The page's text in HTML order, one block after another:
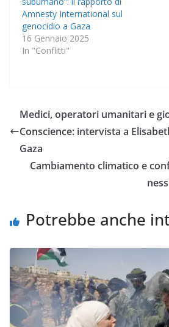
Amnesty International sul
genocidio a Gaza
16 Gennaio 2025
In "Conflitti"
Medici, operatori umanitari e
Conscience: intervista a
Gaza
Cambiamento climatico e
Potrebbe anche